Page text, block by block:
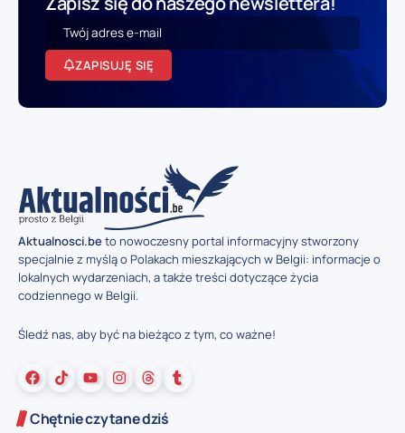
ZAPISUJĘ SIĘ
Aktualnosci.beto nowoczesny portal informacyjny stworzony
specjalnie z myślą o Polakach mieszkających w Belgii: informacje o
lokalnych wydarzeniach, a także treści dotyczące życia
codziennego w Belgii.
Śledź nas, aby być na bieżąco z tym, co ważne!
Chętnie czytane dziś